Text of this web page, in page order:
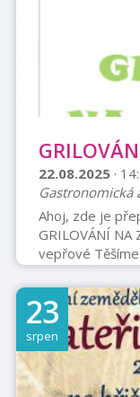
22.08.2025 ·
Gastronomická
Ahoj, zde je
GRILOVÁNÍ NA
vepřové Těšíme
ULICE PŘÍBOR
23
srpen